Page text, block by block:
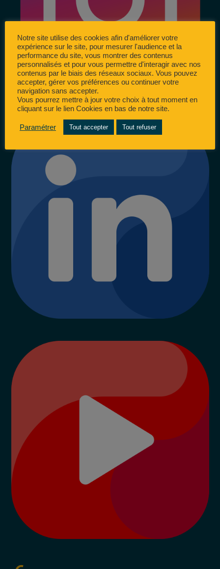
Notre site utilise des cookies afin d'améliorer votre
expérience sur le site, pour mesurer l'audience et la
performance du site, vous montrer des contenus
personnalisés et pour vous permettre d'interagir avec nos
contenus par le biais des réseaux sociaux. Vous pouvez
accepter, gérer vos préférences ou continuer votre
navigation sans accepter.
Vous pourrez mettre à jour votre choix à tout moment en
cliquant sur le lien Cookies en bas de notre site.
Paramétrer Tout accepter Tout refuser